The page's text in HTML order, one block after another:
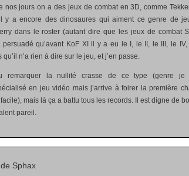
nos jours on a des jeux de combat en 3D, comme
y a encore des dinosaures qui aiment ce genre de
dans le roster (autant dire que les jeux de combat
qu’avant KoF XI il y a eu le I, le II, le III, le
n’a rien à dire sur le jeu, et j’en passe.
remarquer la nullité crasse de ce type (genre je
en jeu vidéo mais j’arrive à foirer la première
mais là ça a battu tous les records. Il est digne de
pareil.
Sphax